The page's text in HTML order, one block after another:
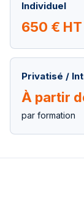
Individuel
650 € HT
Privatisé /
À partir
par formation